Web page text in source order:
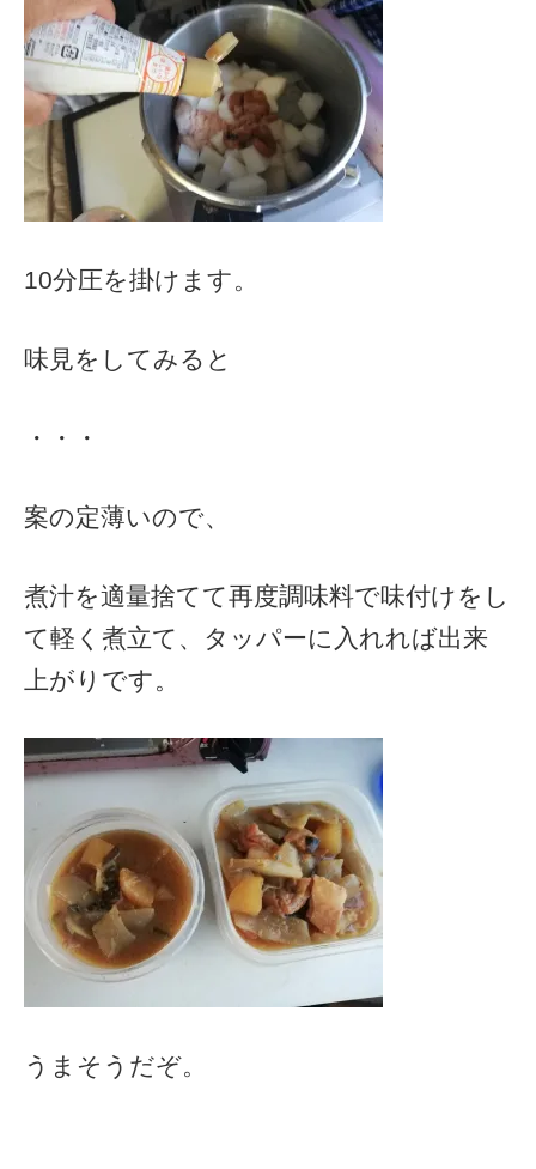
10分圧を掛けます。
味見をしてみると
・・・
案の定薄いので、
煮汁を適量捨てて再度調味料で味付けをし
て軽く煮立て、タッパーに入れれば出来
上がりです。
うまそうだぞ。